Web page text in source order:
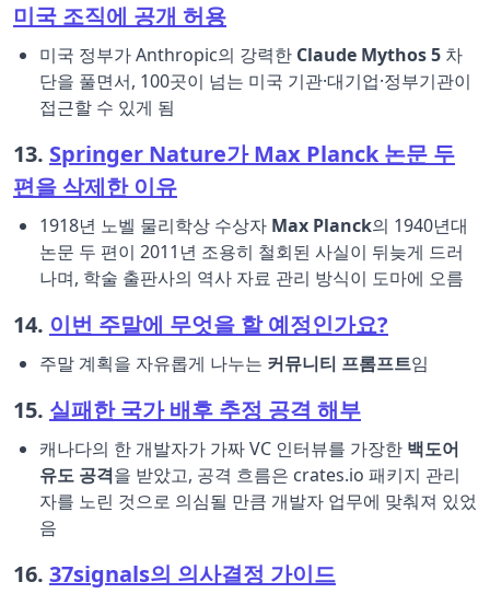
미국 조직에 공개 허용
미국 정부가 Anthropic의 강력한 Claude Mythos 5 차
단을 풀면서, 100곳이 넘는 미국 기관·대기업·정부기관이
접근할 수 있게 됨
13. Springer Nature가 Max Planck 논문 두
편을 삭제한 이유
1918년 노벨 물리학상 수상자 Max Planck의 1940년대
논문 두 편이 2011년 조용히 철회된 사실이 뒤늦게 드러
나며, 학술 출판사의 역사 자료 관리 방식이 도마에 오름
14. 이번 주말에 무엇을 할 예정인가요?
주말 계획을 자유롭게 나누는 커뮤니티 프롬프트임
15. 실패한 국가 배후 추정 공격 해부
캐나다의 한 개발자가 가짜 VC 인터뷰를 가장한 백도어
유도 공격을 받았고, 공격 흐름은 crates.io 패키지 관리
자를 노린 것으로 의심될 만큼 개발자 업무에 맞춰져 있었
음
16. 37signals의 의사결정 가이드